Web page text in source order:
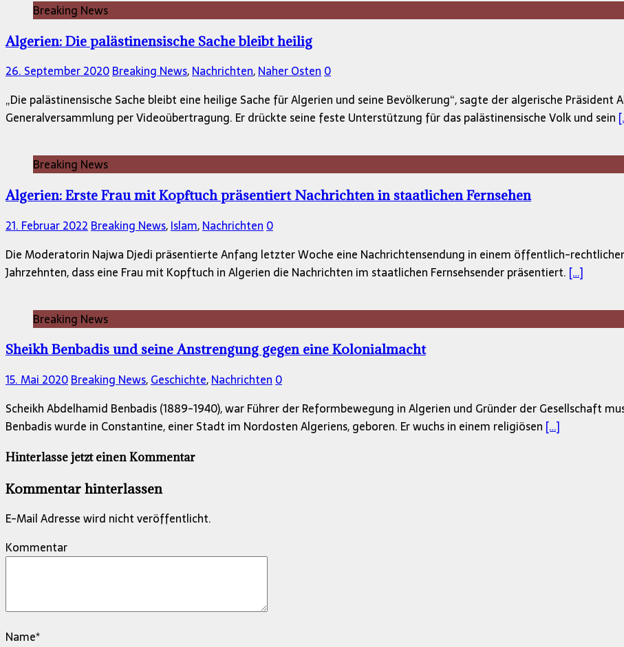
Breaking News
Algerien: Die palästinensische Sache bleibt heilig
26. September 2020Breaking News,Nachrichten,Naher Osten0
„Die palästinensische Sache bleibt eine heilige Sache für Algerien und seine Bevölkerung“, sagte der algerische Präsident
Generalversammlung per Videoübertragung. Er drückte seine feste Unterstützung für das palästinensische Volk und sein
Breaking News
Algerien: Erste Frau mit Kopftuch präsentiert Nachrichten in staatlichen Fernsehen
21. Februar 2022 Breaking News,Islam,Nachrichten 0
Die Moderatorin Najwa Djedi präsentierte Anfang letzter Woche eine Nachrichtensendung in einem öffentlich-
Jahrzehnten, dass eine Frau mit Kopftuch in Algerien die Nachrichten im staatlichen Fernsehsender präsentiert. […]
Breaking News
Sheikh Benbadis und seine Anstrengung gegen eine Kolonialmacht
15. Mai 2020Breaking News,Geschichte,Nachrichten 0
Scheikh Abdelhamid Benbadis (1889-1940), war Führer der Reformbewegung in Algerien und Gründer der Gesellschaft
Benbadis wurde in Constantine, einer Stadt im Nordosten Algeriens, geboren. Er wuchs in einem religiösen […]
Hinterlasse jetzt einen Kommentar
Kommentar hinterlassen
E-Mail Adresse wird nicht veröffentlicht.
Kommentar
Name*